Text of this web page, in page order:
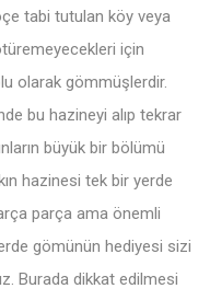
tabi tutulan köy veya
için
olarak gömmüşlerdir.
bu hazineyi alıp tekrar
büyük bir bölümü
hazinesi tek bir yerde
parça ama önemli
gömünün hediyesi sizi
Burada dikkat edilmesi